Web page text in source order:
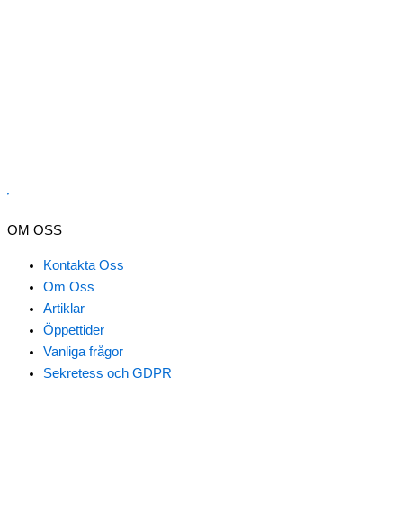
OM OSS
Kontakta Oss
Om Oss
Artiklar
Öppettider
Vanliga frågor
Sekretess och GDPR
Nödvändiga
Inställningar